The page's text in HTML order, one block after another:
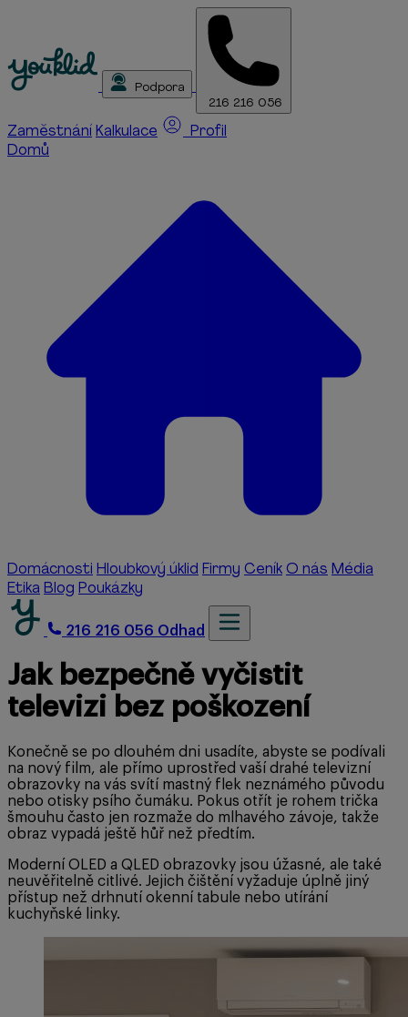
Podpora
216 216 056
Zaměstnání Kalkulace
Profil
Domů
Domácnosti Hloubkový úklid Firmy Ceník O nás Média
Etika Blog Poukázky
216 216 056 Odhad
Jak bezpečně vyčistit
televizi bez poškození
Konečně se po dlouhém dni usadíte, abyste se podívali
na nový film, ale přímo uprostřed vaší drahé televizní
obrazovky na vás svítí mastný flek neznámého původu
nebo otisky psího čumáku. Pokus otřít je rohem trička
šmouhu často jen rozmaže do mlhavého závoje, takže
obraz vypadá ještě hůř než předtím.
Moderní OLED a QLED obrazovky jsou úžasné, ale také
neuvěřitelně citlivé. Jejich čištění vyžaduje úplně jiný
přístup než drhnutí okenní tabule nebo utírání
kuchyňské linky.